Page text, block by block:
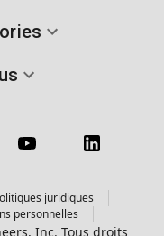
juridiques
personnelles
Inc. Tous droits